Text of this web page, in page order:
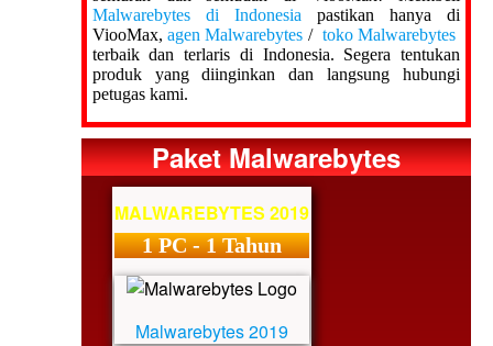
Malwarebytes di Indonesia pastikan hanya di
ViooMax,agen Malwarebytes / toko Malwarebytes
terbaik dan terlaris di Indonesia. Segera tentukan
produk yang diinginkan dan langsung hubungi
petugas kami.
Paket Malwarebytes
MALWAREBYTES 2019
1 PC - 1 Tahun
Malwarebytes 2019